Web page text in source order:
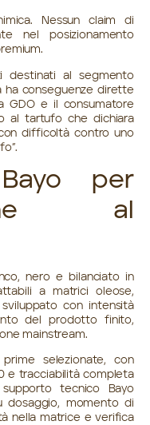
Nessun claim di
nel posizionamento
destinati al segmento
ha conseguenze dirette
GDO e il consumatore
al tartufo che dichiara
difficoltà contro uno
per
al
nero e bilanciato in
a matrici oleose,
con intensità
del prodotto finito,
mainstream.
selezionate, con
e tracciabilità completa
tecnico Bayo
dosaggio, momento di
nella matrice e verifica